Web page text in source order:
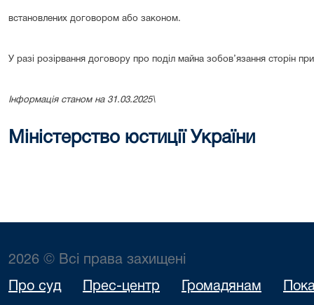
встановлених договором або законом.
У разі розірвання договору про поділ майна зобов’язання сторін
Інформація станом на 31.03.2025\
Міністерство юстиції України
2026 © Всі права захищені
Про суд Прес-центр Громадянам